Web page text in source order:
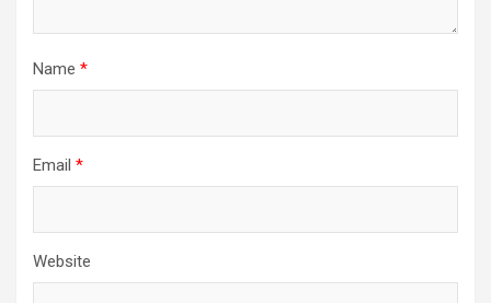
Name *
Email *
Website